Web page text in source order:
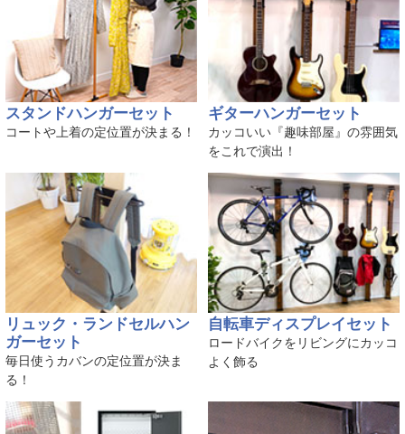
スタンドハンガーセット
コートや上着の定位置が決まる！
ギターハンガーセット
カッコいい『趣味部屋』の雰囲気
をこれで演出！
リュック・ランドセルハン
ガーセット
毎日使うカバンの定位置が決ま
る！
自転車ディスプレイセット
ロードバイクをリビングにカッコ
よく飾る